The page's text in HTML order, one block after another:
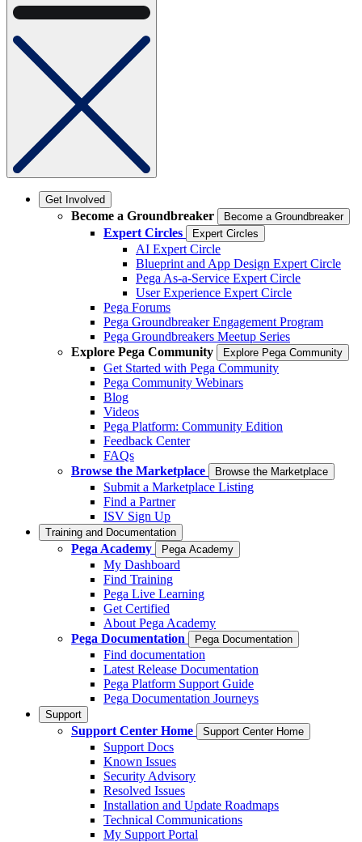
Get Involved
Become a Groundbreaker Become a Groundbreaker
Expert Circles Expert Circles
AI Expert Circle
Blueprint and App Design Expert Circle
Pega As-a-Service Expert Circle
User Experience Expert Circle
Pega Forums
Pega Groundbreaker Engagement Program
Pega Groundbreakers Meetup Series
Explore Pega Community
Explore Pega Community
Get Started with Pega Community
Pega Community Webinars
Blog
Videos
Pega Platform: Community Edition
Feedback Center
FAQs
Browse the Marketplace
Browse the Marketplace
Submit a Marketplace Listing
Find a Partner
ISV Sign Up
Training and Documentation
Pega Academy Pega Academy
My Dashboard
Find Training
Pega Live Learning
Get Certified
About Pega Academy
Pega Documentation
Pega Documentation
Find documentation
Latest Release Documentation
Pega Platform Support Guide
Pega Documentation Journeys
Support
Support Center Home Support Center Home
Support Docs
Known Issues
Security Advisory
Resolved Issues
Installation and Update Roadmaps
Technical Communications
My Support Portal